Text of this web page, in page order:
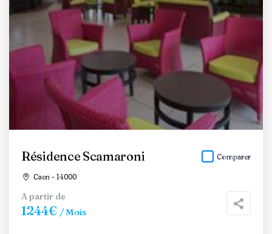
Résidence Scamaroni
Caen - 14000
Comparer
A partir de
1244€ / Mois